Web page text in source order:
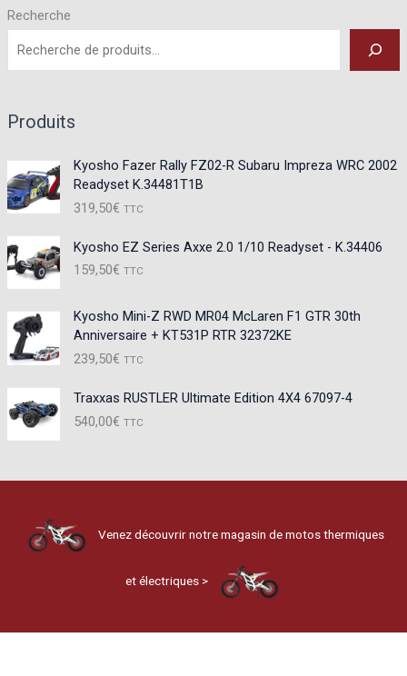
Recherche
Produits
Kyosho Fazer Rally FZ02-R Subaru Impreza WRC 2002
Readyset K.34481T1B
319,50€ TTC
Kyosho EZ Series Axxe 2.0 1/10 Readyset - K.34406
159,50€ TTC
Kyosho Mini-Z RWD MR04 McLaren F1 GTR 30th
Anniversaire + KT531P RTR 32372KE
239,50€ TTC
Traxxas RUSTLER Ultimate Edition 4X4 67097-4
540,00€ TTC
Venez découvrir notre magasin de motos thermiques
et électriques >